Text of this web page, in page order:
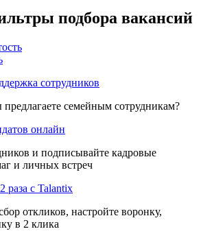
подбора вакансий
сотрудников
семейным сотрудникам?
онлайн
и подписывайте кадровые
и личных встреч
раза с Talantix
откликов, настройте воронку,
в 2 клика